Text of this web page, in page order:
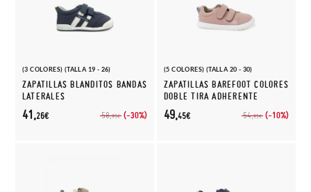
(3 COLORES) (TALLA 19 - 26)
ZAPATILLAS BLANDITOS BANDAS
LATERALES
58,95€ (-30%)
41,26€
(5 COLORES) (TALLA 20 - 30)
ZAPATILLAS BAREFOOT COLORES
DOBLE TIRA ADHERENTE
54,95€ (-10%)
49,45€